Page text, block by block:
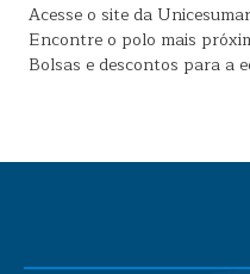
Acesse o site da Unicesumar
Encontre o polo mais
Bolsas e descontos para a